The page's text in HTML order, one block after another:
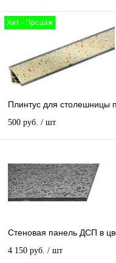
Хит - Продаж
Плинтус для столешницы
500 руб. / шт
Стеновая панель ДСП в
4 150 руб. / шт